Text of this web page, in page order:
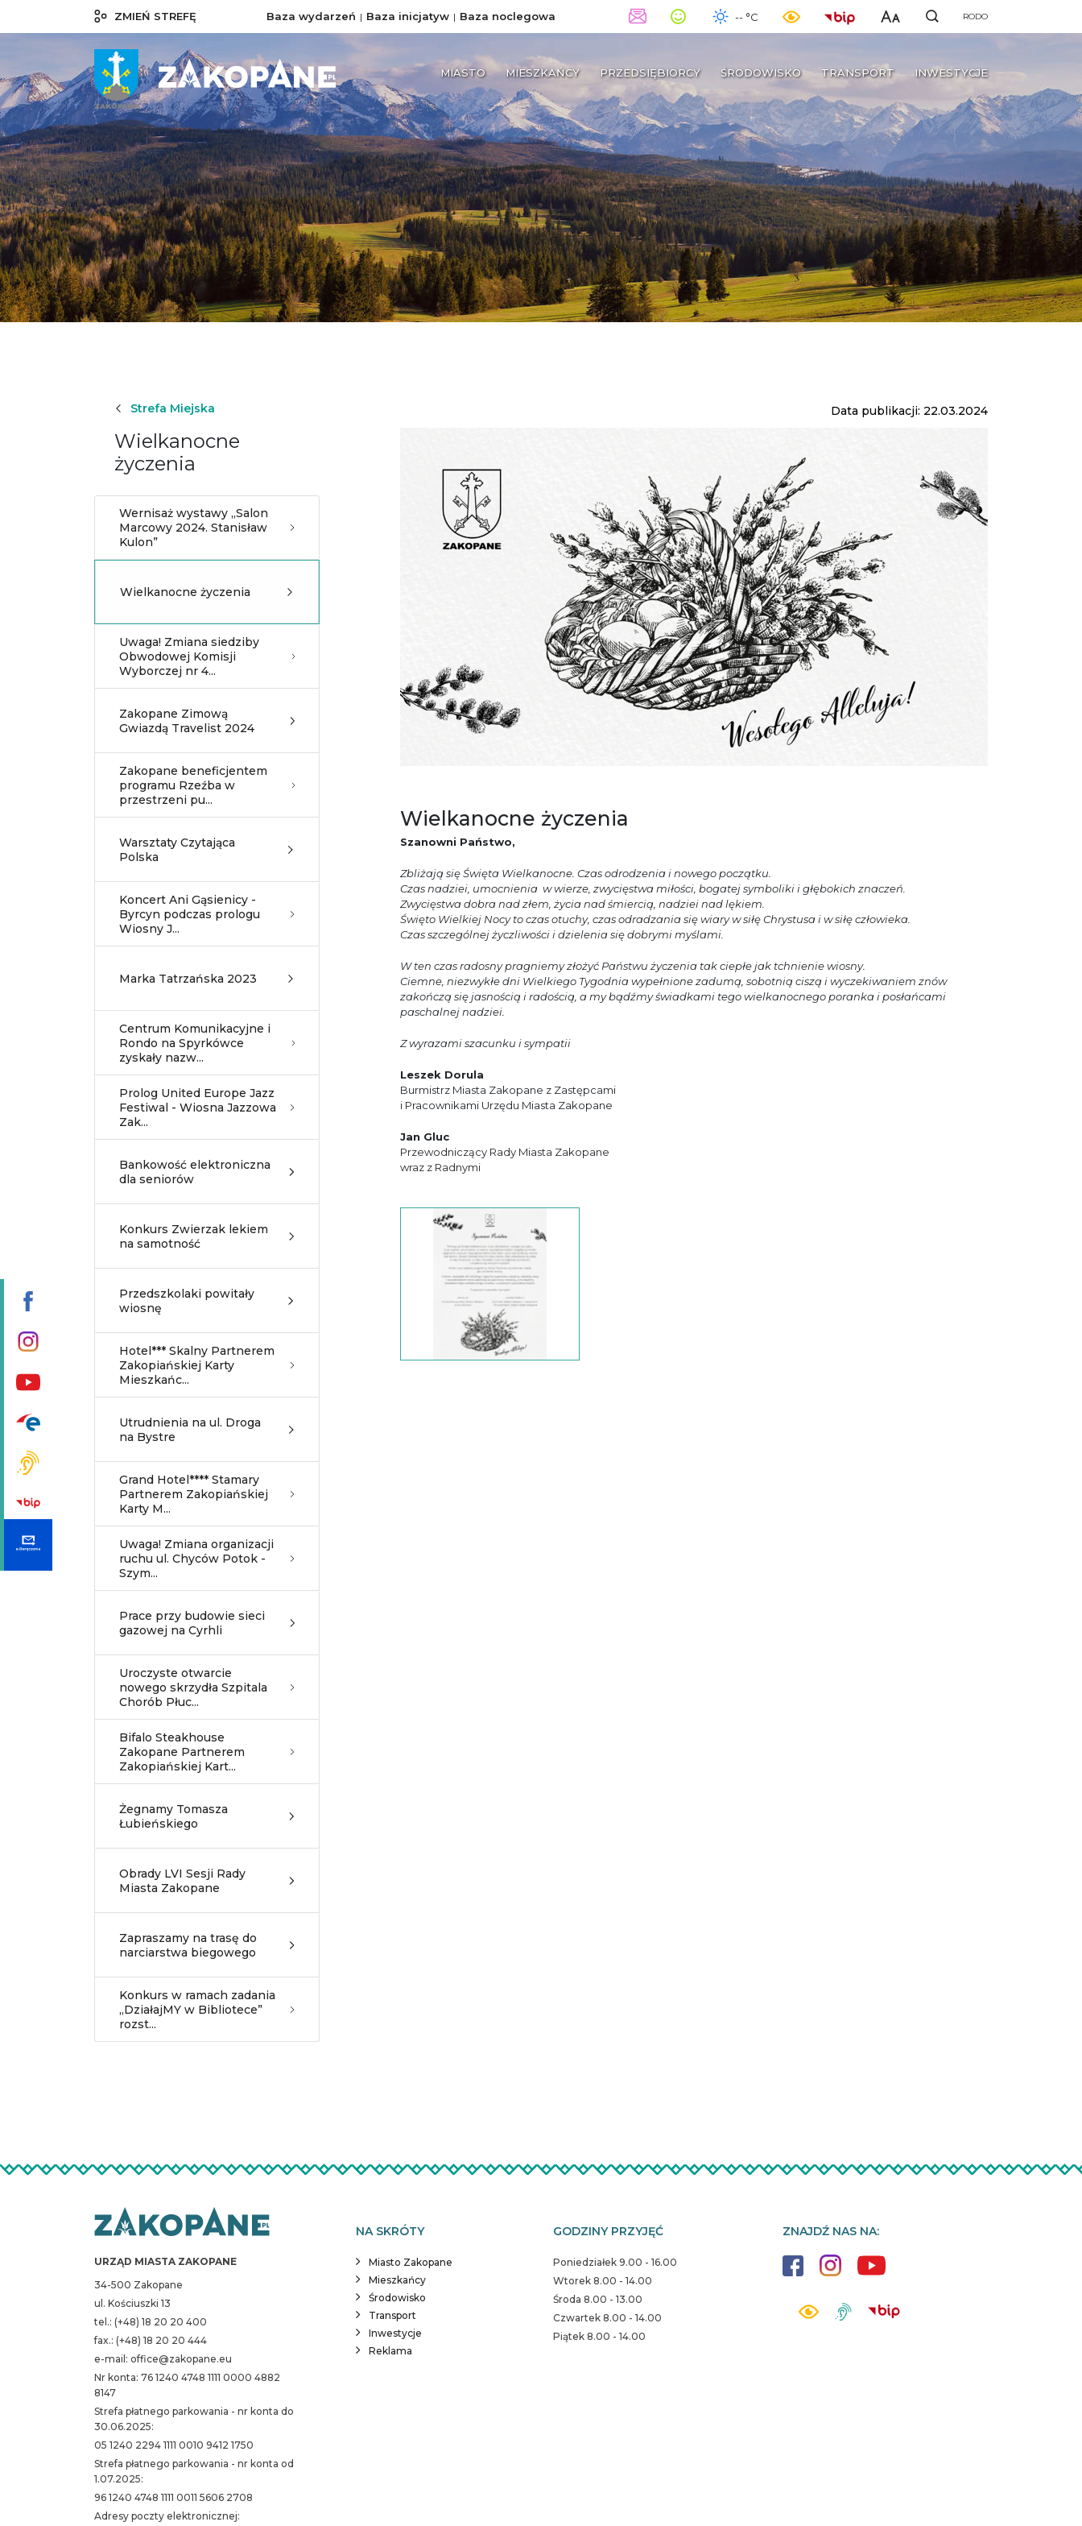
ZMIEŃ STREFĘ Baza wydarzeń Baza inicjatyw Baza noclegowa -- °C RODO
MIASTO MIESZKAŃCY PRZEDSIĘBIORCY ŚRODOWISKO TRANSPORT INWESTYCJE
Strefa Miejska
Wielkanocne
życzenia
Wernisaż wystawy „Salon
Marcowy 2024. Stanisław
Kulon”
Wielkanocne życzenia
Uwaga! Zmiana siedziby
Obwodowej Komisji
Wyborczej nr 4...
Zakopane Zimową
Gwiazdą Travelist 2024
Zakopane beneficjentem
programu Rzeźba w
przestrzeni pu...
Warsztaty Czytająca
Polska
Koncert Ani Gąsienicy -
Byrcyn podczas prologu
Wiosny J...
Marka Tatrzańska 2023
Centrum Komunikacyjne i
Rondo na Spyrkówce
zyskały nazw...
Prolog United Europe Jazz
Festiwal - Wiosna Jazzowa
Zak...
Bankowość elektroniczna
dla seniorów
Konkurs Zwierzak lekiem
na samotność
Przedszkolaki powitały
wiosnę
Hotel*** Skalny Partnerem
Zakopiańskiej Karty
Mieszkańc...
Utrudnienia na ul. Droga
na Bystre
Grand Hotel**** Stamary
Partnerem Zakopiańskiej
Karty M...
Uwaga! Zmiana organizacji
ruchu ul. Chyców Potok -
Szym...
Prace przy budowie sieci
gazowej na Cyrhli
Uroczyste otwarcie
nowego skrzydła Szpitala
Chorób Płuc...
Bifalo Steakhouse
Zakopane Partnerem
Zakopiańskiej Kart...
Żegnamy Tomasza
Łubieńskiego
Obrady LVI Sesji Rady
Miasta Zakopane
Zapraszamy na trasę do
narciarstwa biegowego
Konkurs w ramach zadania
„DziałajMY w Bibliotece”
rozst...
Data publikacji: 22.03.2024
Wielkanocne życzenia
Szanowni Państwo,
Zbliżają się Święta Wielkanocne. Czas odrodzenia i nowego początku.
Czas nadziei, umocnienia w wierze, zwycięstwa miłości, bogatej symboliki i głębokich znaczeń.
Zwycięstwa dobra nad złem, życia nad śmiercią, nadziei nad lękiem.
Święto Wielkiej Nocy to czas otuchy, czas odradzania się wiary w siłę Chrystusa i w siłę człowieka.
Czas szczególnej życzliwości i dzielenia się dobrymi myślami.
W ten czas radosny pragniemy złożyć Państwu życzenia tak ciepłe jak tchnienie wiosny.
Ciemne, niezwykłe dni Wielkiego Tygodnia wypełnione zadumą, sobotnią ciszą i wyczekiwaniem znów
zakończą się jasnością i radością, a my bądźmy świadkami tego wielkanocnego poranka i posłańcami
paschalnej nadziei.
Z wyrazami szacunku i sympatii
Leszek Dorula
Burmistrz Miasta Zakopane z Zastępcami
i Pracownikami Urzędu Miasta Zakopane
Jan Gluc
Przewodniczący Rady Miasta Zakopane
wraz z Radnymi
URZĄD MIASTA ZAKOPANE
34-500 Zakopane
ul. Kościuszki 13
tel.: (+48) 18 20 20 400
fax.: (+48) 18 20 20 444
e-mail: office@zakopane.eu
Nr konta: 76 1240 4748 1111 0000 4882
8147
Strefa płatnego parkowania - nr konta do
30.06.2025:
05 1240 2294 1111 0010 9412 1750
Strefa płatnego parkowania - nr konta od
1.07.2025:
96 1240 4748 1111 0011 5606 2708
Adresy poczty elektronicznej:
NA SKRÓTY
Miasto Zakopane
Mieszkańcy
Środowisko
Transport
Inwestycje
Reklama
GODZINY PRZYJĘĆ
Poniedziałek 9.00 - 16.00
Wtorek 8.00 - 14.00
Środa 8.00 - 13.00
Czwartek 8.00 - 14.00
Piątek 8.00 - 14.00
ZNAJDŹ NAS NA: